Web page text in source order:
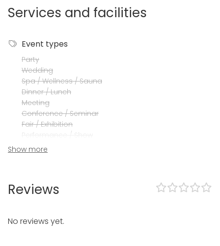
Services and facilities
Event types
Party
Wedding
Spa / Wellness / Sauna
Dinner / Lunch
Meeting
Conference / Seminar
Fair / Exhibition
Performance / Show
Recreation
Venue type
Show more
Reviews
No reviews yet.